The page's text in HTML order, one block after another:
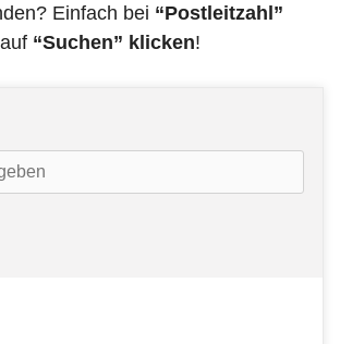
Einfach bei “Postleitzahl”
“Suchen” klicken!